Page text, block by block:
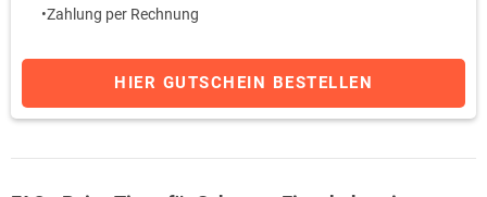
Zahlung per Rechnung
HIER GUTSCHEIN BESTELLEN